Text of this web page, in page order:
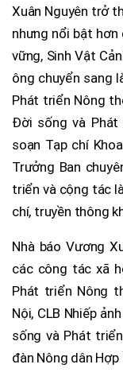
Xuân Nguyên trở
nhưng nổi bật
vững, Sinh Vật
ông chuyển sang
Phát triển Nông
Đời sống và
soạn Tạp chí
Trưởng Ban
triển và cộng tác
chí, truyền thông
Nhà báo Vương
các công tác xã
Phát triển Nông
Nội, CLB Nhiếp
sống và Phát
đàn Nông dân